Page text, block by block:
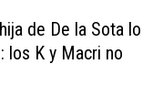
de De la Sota lo
los K y Macri no